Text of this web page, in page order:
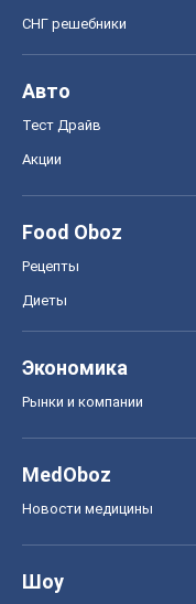
СНГ решебники
Авто
Тест Драйв
Акции
Food Oboz
Рецепты
Диеты
Экономика
Рынки и компании
MedOboz
Новости медицины
Шоу